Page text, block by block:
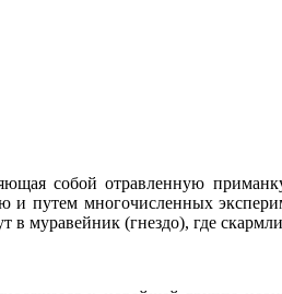
собой отравленную
и путем многочисленных
в муравейник (гнездо), где